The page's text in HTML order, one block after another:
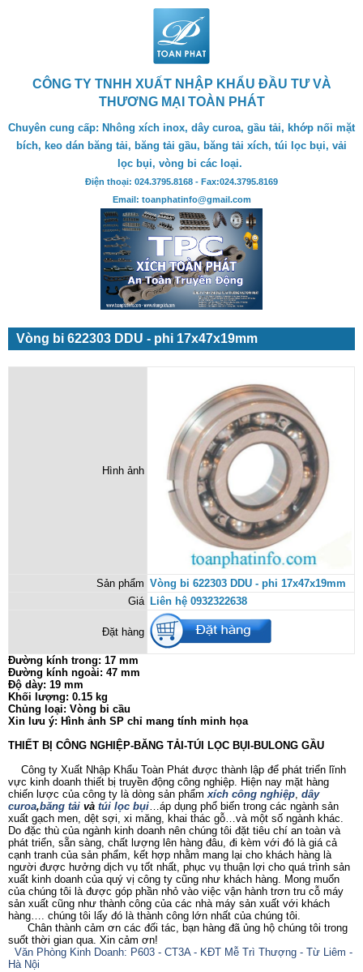
CÔNG TY TNHH XUẤT NHẬP KHẨU ĐẦU TƯ VÀ
THƯƠNG MẠI TOÀN PHÁT
Chuyên cung cấp: Nhông xích inox, dây curoa, gầu tải, khớp nối mặt
bích, keo dán băng tải, băng tải gầu, băng tải xích, túi lọc bụi, vải
lọc bụi, vòng bi các loại.
Điện thoại: 024.3795.8168 - Fax:024.3795.8169
Email: toanphatinfo@gmail.com
Vòng bi 622303 DDU - phi 17x47x19mm
Hình ảnh
Sản phẩm Vòng bi 622303 DDU - phi 17x47x19mm
Giá Liên hệ 0932322638
Đặt hàng
Đường kính trong: 17 mm
Đường kính ngoài: 47 mm
Độ dày: 19 mm
Khối lượng: 0.15 kg
Chủng loại: Vòng bi cầu
Xin lưu ý: Hình ảnh SP chỉ mang tính minh họa
THIẾT BỊ CÔNG NGHIỆP-BĂNG TẢI-TÚI LỌC BỤI-BULONG GẦU
Công ty Xuất Nhập Khẩu Toàn Phát được thành lập để phát triển lĩnh
vực kinh doanh thiết bị truyền động công nghiệp. Hiện nay mặt hàng
chiến lược của công ty là dòng sản phẩm xích công nghiệp, dây
curoa,băng tải và túi lọc bụi…áp dụng phổ biến trong các ngành sản
xuất gạch men, dệt sợi, xi măng, khai thác gỗ…và một số ngành khác.
Do đặc thù của ngành kinh doanh nên chúng tôi đặt tiêu chí an toàn và
phát triển, sẵn sàng, chất lượng lên hàng đâu, đi kèm với đó là giá cả
cạnh tranh của sản phẩm, kết hợp nhằm mang lại cho khách hàng là
người được hưởng dịch vụ tốt nhất, phục vụ thuận lợi cho quá trình sản
xuất kinh doanh của quý vị công ty cũng như khách hàng. Mong muốn
của chúng tôi là được góp phần nhỏ vào việc vận hành trơn tru cỗ máy
sản xuất cũng như thành công của các nhà máy sản xuất với khách
hàng…. chúng tôi lấy đó là thành công lớn nhất của chúng tôi.
Chân thành cảm ơn các đối tác, bạn hàng đã ủng hộ chúng tôi trong
suốt thời gian qua. Xin cảm ơn!
Văn Phòng Kinh Doanh: P603 - CT3A - KĐT Mễ Trì Thượng - Từ Liêm -
Hà Nội